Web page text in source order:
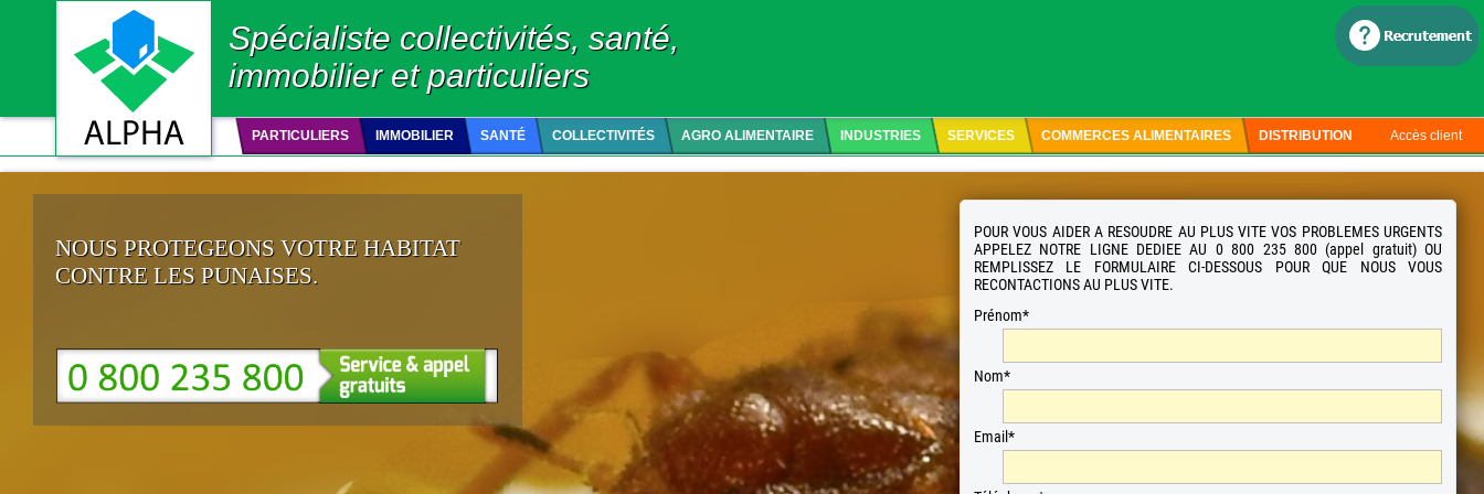
Spécialiste collectivités, santé,
immobilier et particuliers
PARTICULIERS IMMOBILIER SANTÉ COLLECTIVITÉS AGRO ALIMENTAIRE INDUSTRIES SERVICES COMMERCES ALIMENTAIRES DISTRIBUTION Accès client
POUR VOUS AIDER A RESOUDRE AU PLUS VITE VOS PROBLEMES URGENTS
APPELEZ NOTRE LIGNE DEDIEE AU 0 800 235 800 (appel gratuit) OU
REMPLISSEZ LE FORMULAIRE CI-DESSOUS POUR QUE NOUS VOUS
RECONTACTIONS AU PLUS VITE.
Prénom*
Nom*
Email*
NOUS PROTEGEONS VOTRE HABITAT
CONTRE LES PUNAISES.